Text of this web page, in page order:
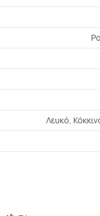
Λευκό,